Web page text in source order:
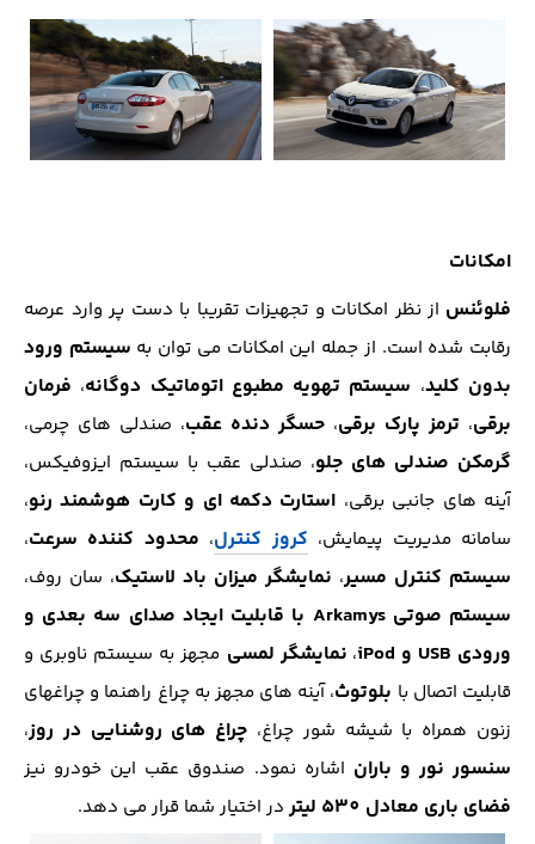
امکانات
فلوئنس از نظر امکانات و تجهیزات تقریبا با دست پر وارد عرصه
رقابت شده است. از جمله این امکانات می توان به سیستم ورود
بدون کلید، سیستم تهویه مطبوع اتوماتیک دوگانه، فرمان
برقی، ترمز پارک برقی، حسگر دنده عقب، صندلی های چرمی،
گرمکن صندلی های جلو، صندلی عقب با سیستم ایزوفیکس،
آینه های جانبی برقی، استارت دکمه ای و کارت هوشمند رنو،
سامانه مدیریت پیمایش، کروز کنترل، محدود کننده سرعت،
سیستم کنترل مسیر، نمایشگر میزان باد لاستیک، سان روف،
سیستم صوتی Arkamys با قابلیت ایجاد صدای سه بعدی و
ورودی USB و iPod
، نمایشگر لمسی مجهز به سیستم ناوبری و
قابلیت اتصال با بلوتوث، آینه های مجهز به چراغ راهنما و چراغهای
زنون همراه با شیشه شور چراغ، چراغ های روشنایی در روز،
سنسور نور و باران اشاره نمود. صندوق عقب این خودرو نیز
فضای باری معادل 530 لیتر در اختیار شما قرار می دهد.